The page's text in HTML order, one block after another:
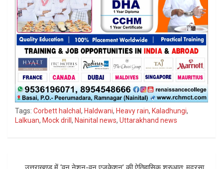
Tags: Corbett halchal , Haldwani, Heavy rain, Kaladhungi,
Lalkuan, Mock drill , Nainital news, Uttarakhand news